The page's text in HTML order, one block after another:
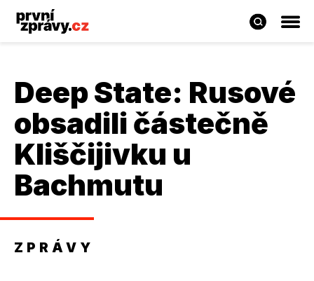
Deep State: Rusové
obsadili částečně
Kliščijivku u
Bachmutu
ZPRÁVY